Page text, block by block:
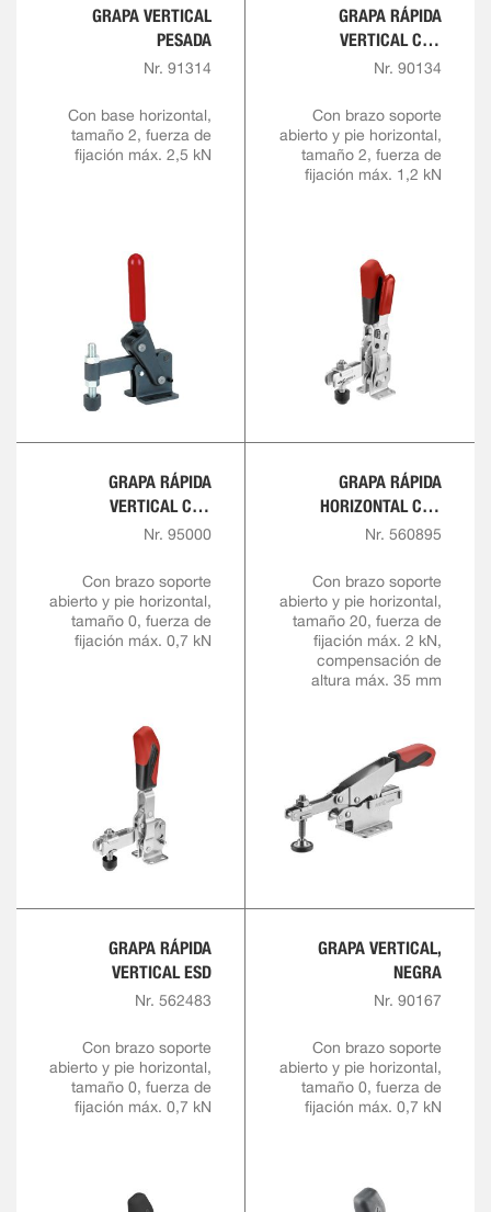
GRAPA VERTICAL
PESADA
Nr. 91314
Con base horizontal,
tamaño 2, fuerza de
fijación máx. 2,5 kN
GRAPA RÁPIDA
VERTICAL CON
EMPUÑADURA ROJA Y
SEGURIDAD
Nr. 90134
Con brazo soporte
abierto y pie horizontal,
tamaño 2, fuerza de
fijación máx. 1,2 kN
GRAPA RÁPIDA
VERTICAL CON
EMPUÑADURA ROJA
Nr. 95000
Con brazo soporte
abierto y pie horizontal,
tamaño 0, fuerza de
fijación máx. 0,7 kN
GRAPA RÁPIDA
HORIZONTAL CON
ALTURA DE SUJECIÓN
Nr. 560895
Con brazo soporte
abierto y pie horizontal,
tamaño 20, fuerza de
fijación máx. 2 kN,
compensación de
altura máx. 35 mm
GRAPA RÁPIDA
VERTICAL ESD
Nr. 562483
Con brazo soporte
abierto y pie horizontal,
tamaño 0, fuerza de
fijación máx. 0,7 kN
GRAPA VERTICAL,
NEGRA
Nr. 90167
Con brazo soporte
abierto y pie horizontal,
tamaño 0, fuerza de
fijación máx. 0,7 kN